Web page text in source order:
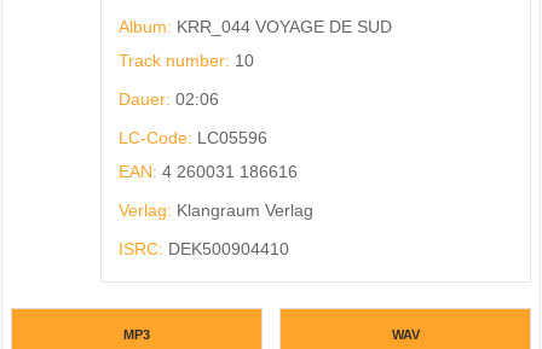
Album: KRR_044 VOYAGE DE SUD
Track number: 10
Dauer: 02:06
LC-Code: LC05596
EAN: 4 260031 186616
Verlag: Klangraum Verlag
ISRC: DEK500904410
MP3 WAV